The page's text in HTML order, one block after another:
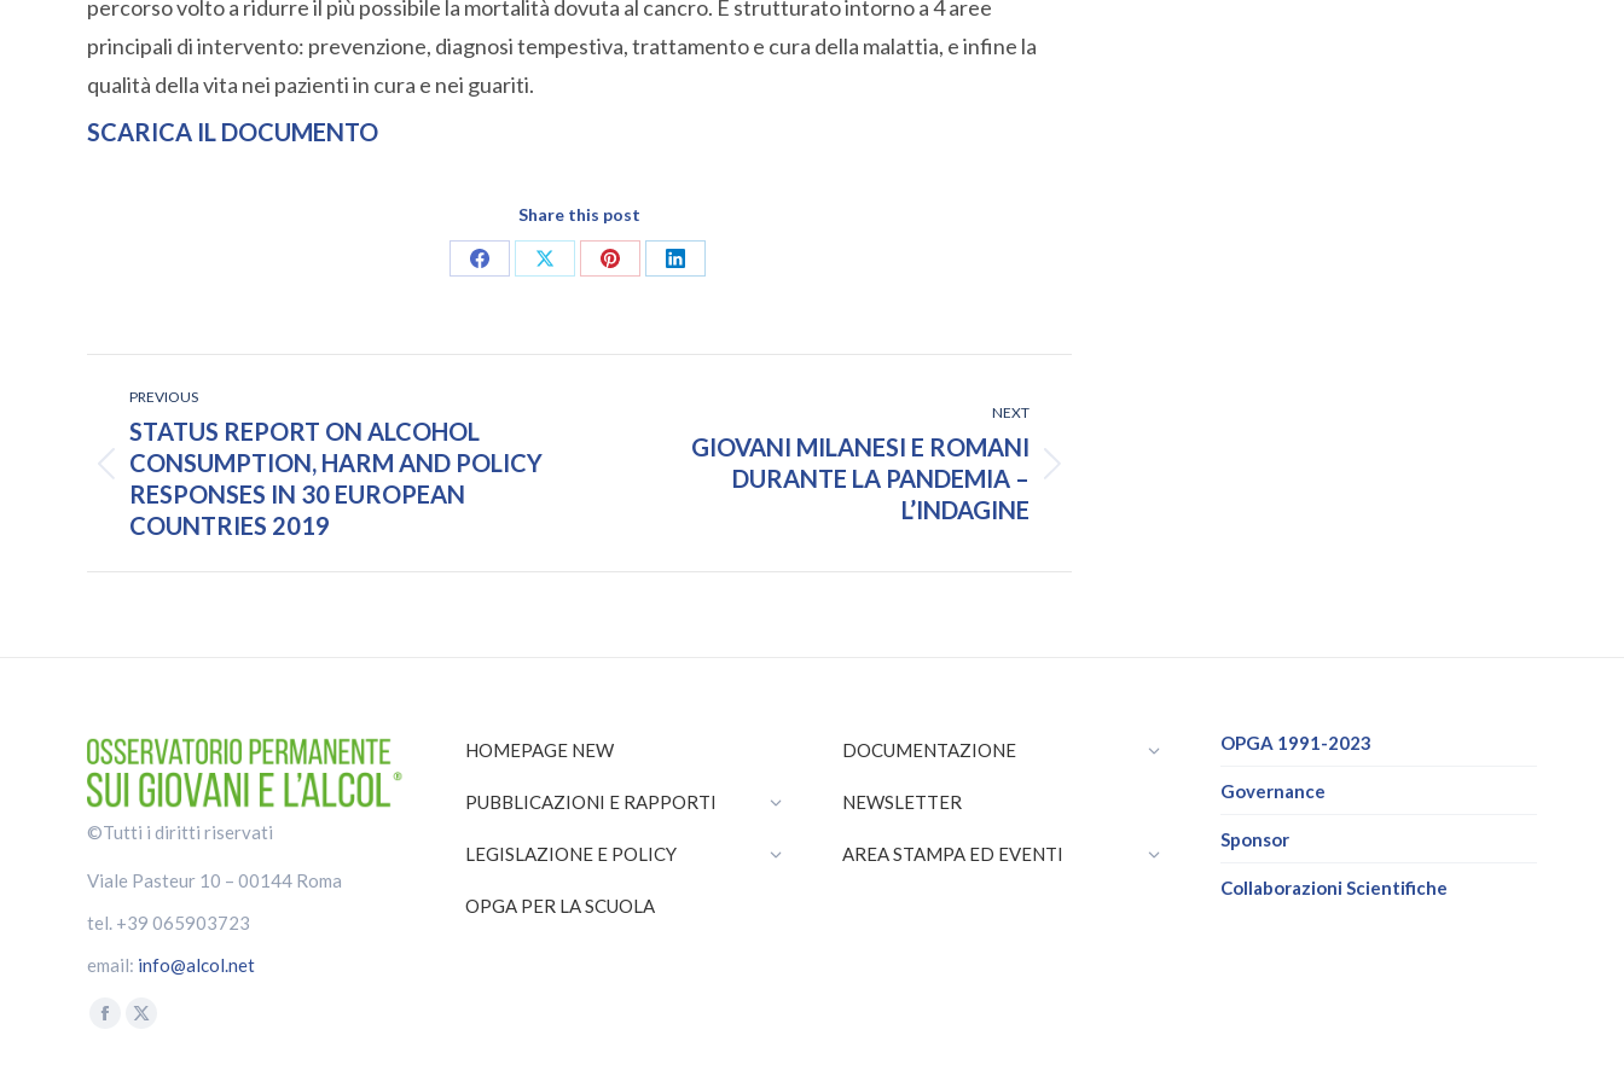
percorso volto a ridurre il più possibile la mortalità dovuta al cancro. È strutturato intorno a 4 aree
principali di intervento: prevenzione, diagnosi tempestiva, trattamento e cura della malattia, e infine la
qualità della vita nei pazienti in cura e nei guariti.
SCARICA IL DOCUMENTO
Share this post
Share
Share
Share
Share
NAVIGATION
PREVIOUS
Previous
post:
STATUS REPORT ON ALCOHOL
CONSUMPTION, HARM AND POLICY
RESPONSES IN 30 EUROPEAN
COUNTRIES 2019
NEXT
GIOVANI MILANESI E ROMANI
DURANTE LA PANDEMIA –
L’INDAGINE
©Tutti i diritti riservati
Viale Pasteur 10 – 00144 Roma
tel. +39 065903723
email: info@alcol.net
Find us on:
Facebook
X
HOMEPAGE NEW
PUBBLICAZIONI E RAPPORTI
LEGISLAZIONE E POLICY
OPGA PER LA SCUOLA
DOCUMENTAZIONE
NEWSLETTER
AREA STAMPA ED EVENTI
OPGA 1991-2023
Governance
Sponsor
Collaborazioni Scientifiche